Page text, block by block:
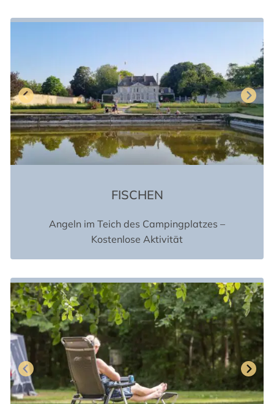
FISCHEN
Angeln im Teich des Campingplatzes –
Kostenlose Aktivität